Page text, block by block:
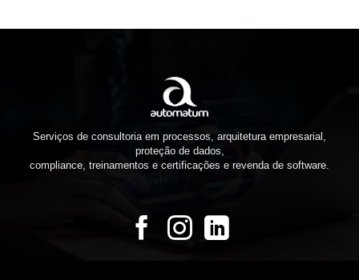
Serviços de consultoria em processos, arquitetura empresarial,
proteção de dados,
compliance, treinamentos e certificações e revenda de software.